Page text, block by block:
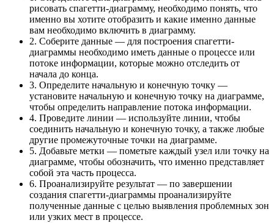
рисовать спагетти-диаграмму, необходимо понять, что
именно вы хотите отобразить и какие именно данные
вам необходимо включить в диаграмму.
2. Соберите данные — для построения спагетти-
диаграммы необходимо иметь данные о процессе или
потоке информации, которые можно отследить от
начала до конца.
3. Определите начальную и конечную точку —
установите начальную и конечную точку на диаграмме,
чтобы определить направление потока информации.
4. Проведите линии — используйте линии, чтобы
соединить начальную и конечную точку, а также любые
другие промежуточные точки на диаграмме.
5. Добавьте метки — пометьте каждый узел или точку на
диаграмме, чтобы обозначить, что именно представляет
собой эта часть процесса.
6. Проанализируйте результат — по завершении
создания спагетти-диаграммы проанализируйте
полученные данные с целью выявления проблемных зон
или узких мест в процессе.